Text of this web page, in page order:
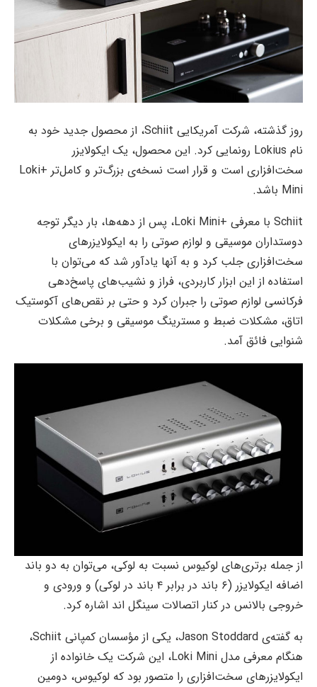
روز گذشته، شرکت آمریکایی Schiit، از محصول جدید خود به
نام Lokius رونمایی کرد. این محصول، یک ایکولایزر
سخت‌افزاری است و قرار است نسخه‌ی بزرگ‌تر و کامل‌تر +Loki
Mini باشد.
Schiit با معرفی +Loki Mini، پس از دهه‌ها، بار دیگر توجه
دوستداران موسیقی و لوازم صوتی را به ایکولایزرهای
سخت‌افزاری جلب کرد و به آنها یادآور شد که می‌توان با
استفاده از این ابزار کاربردی، فراز و نشیب‌های پاسخ‌دهی
فرکانسی لوازم صوتی را جبران کرد و حتی بر نقص‌های آکوستیک
اتاق، مشکلات ضبط و مسترینگ موسیقی و برخی مشکلات
شنوایی فائق آمد.
از جمله برتری‌های لوکیوس نسبت به لوکی، می‌توان به دو باند
اضافه ایکولایزر (۶ باند در برابر ۴ باند در لوکی) و ورودی و
خروجی بالانس در کنار اتصالات سینگل اند اشاره کرد.
به گفته‌ی Jason Stoddard، یکی از مؤسسان کمپانی Schiit،
هنگام معرفی مدل Loki Mini، این شرکت یک خانواده از
ایکولایزرهای سخت‌افزاری را متصور بود که لوکیوس، دومین